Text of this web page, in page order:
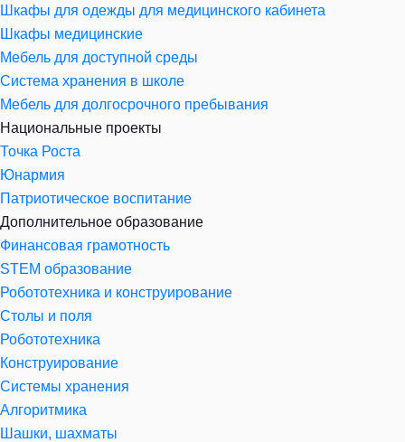
Шкафы для одежды для медицинского кабинета
Шкафы медицинские
Мебель для доступной среды
Система хранения в школе
Мебель для долгосрочного пребывания
Национальные проекты
Точка Роста
Юнармия
Патриотическое воспитание
Дополнительное образование
Финансовая грамотность
STEM образование
Робототехника и конструирование
Столы и поля
Робототехника
Конструирование
Системы хранения
Алгоритмика
Шашки, шахматы